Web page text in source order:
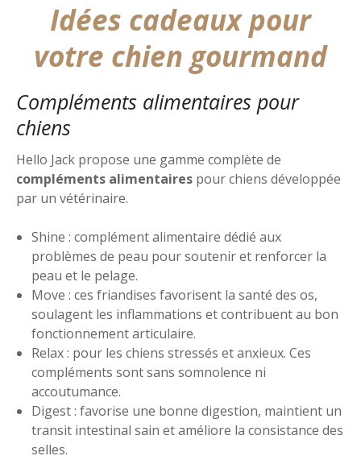
Idées cadeaux pour
votre chien gourmand
Compléments alimentaires pour
chiens
Hello Jack propose une gamme complète de
compléments alimentaires pour chiens développée
par un vétérinaire.
Shine : complément alimentaire dédié aux
problèmes de peau pour soutenir et renforcer la
peau et le pelage.
Move : ces friandises favorisent la santé des os,
soulagent les inflammations et contribuent au bon
fonctionnement articulaire.
Relax : pour les chiens stressés et anxieux. Ces
compléments sont sans somnolence ni
accoutumance.
Digest : favorise une bonne digestion, maintient un
transit intestinal sain et améliore la consistance des
selles.